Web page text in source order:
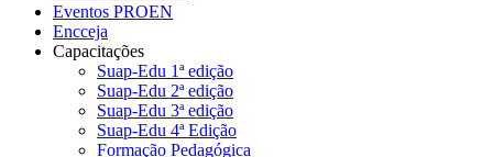
Eventos PROEN
Encceja
Capacitações
Suap-Edu 1ª edição
Suap-Edu 2ª edição
Suap-Edu 3ª edição
Suap-Edu 4ª Edição
Formação Pedagógica